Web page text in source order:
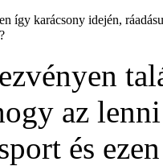
így karácsony idején,
az
és